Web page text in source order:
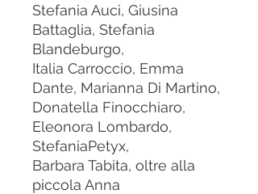
Stefania Auci, Giusina
Battaglia, Stefania
Blandeburgo,
Italia Carroccio, Emma
Dante, Marianna Di Martino,
Donatella Finocchiaro,
Eleonora Lombardo,
StefaniaPetyx,
Barbara Tabita, oltre alla
piccola Anna